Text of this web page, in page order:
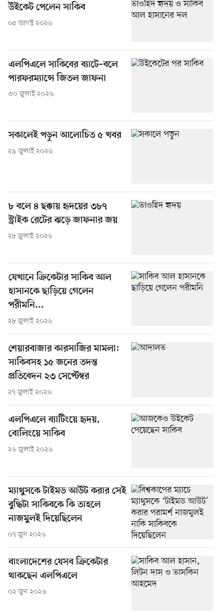
উইকেট পেলেন সাকিব
০৫ আগস্ট ২০২৬
এলপিএলে সাকিবের ব্যাটে–বলে
পারফরম্যান্সে জিতল জাফনা
৩০ জুলাই ২০২৬
সকালেই পড়ুন আলোচিত ৫ খবর
২৯ জুলাই ২০২৬
৮ বলে ৪ ছক্কায় হৃদয়ের ৩৮৭
স্ট্রাইক রেটের ঝড়ে জাফনার জয়
২৮ জুলাই ২০২৬
যেখানে ক্রিকেটার সাকিব আল
হাসানকে ছাড়িয়ে গেলেন
পরীমনি...
২৮ জুলাই ২০২৬
শেয়ারবাজার কারসাজির মামলা:
সাকিবসহ ১৫ জনের তদন্ত
প্রতিবেদন ২৩ সেপ্টেম্বর
২৭ জুলাই ২০২৬
এলপিএলে ব্যাটিংয়ে হৃদয়,
বোলিংয়ে সাকিব
২৬ জুলাই ২০২৬
ম্যাথুসকে টাইমড আউট করার সেই
বুদ্ধিটা সাকিবকে কি তাহলে
নাজমুলই দিয়েছিলেন
০৭ জুন ২০২৬
বাংলাদেশের যেসব ক্রিকেটার
থাকছেন এলপিএলে
০২ জুন ২০২৬